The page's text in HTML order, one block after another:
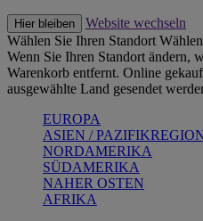
Hier bleiben
Website wechseln
Wählen Sie Ihren Standort
Wenn Sie Ihren Standort ändern,
Warenkorb entfernt. Online
ausgewählte Land gesendet
EUROPA
ASIEN /
NORDAMERIKA
SÜDAMERIKA
NAHER OSTEN
AFRIKA